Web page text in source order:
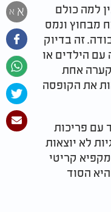
א א
למה כולם
מבחוץ ונמס
זה בדיוק
הילדים או
אחת
את הקופסה
עם פריכות
לא יוצאות
קריטי
הסוד